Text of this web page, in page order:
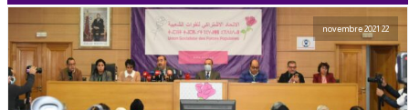
22 novembre 2021